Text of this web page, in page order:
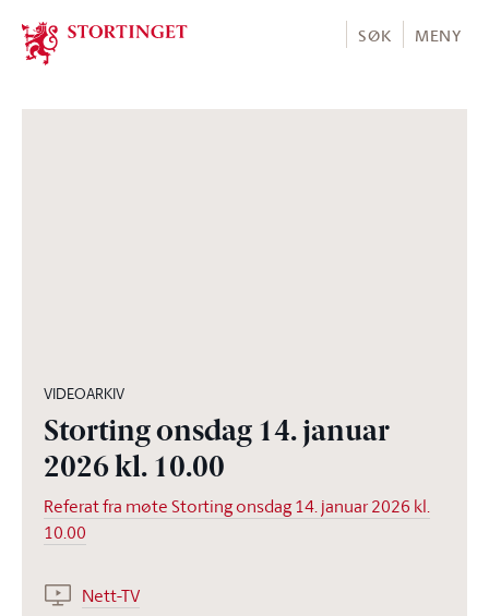
Stortinget.no
SØK MENY
VIDEOARKIV
Storting onsdag 14. januar
2026 kl. 10.00
Referat fra møte Storting onsdag 14. januar 2026 kl.
10.00
Nett-TV